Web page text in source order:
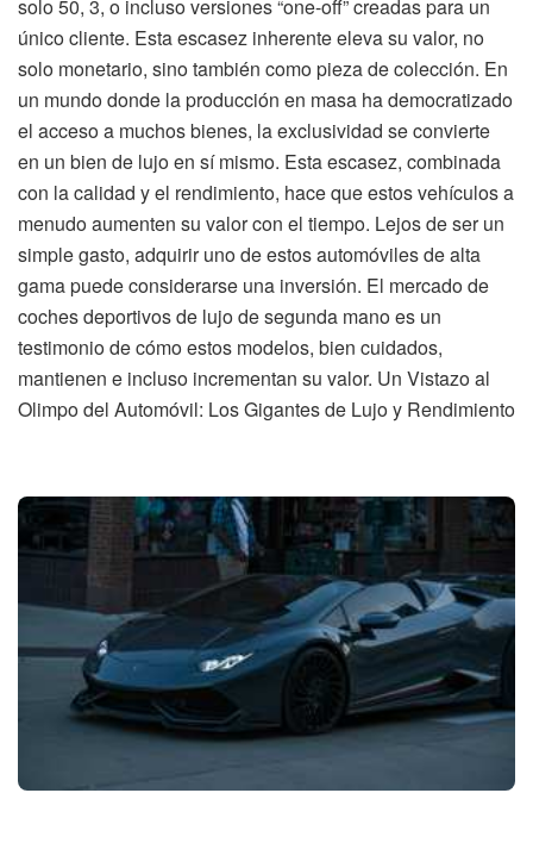
solo 50, 3, o incluso versiones “one-off” creadas para un
único cliente. Esta escasez inherente eleva su valor, no
solo monetario, sino también como pieza de colección. En
un mundo donde la producción en masa ha democratizado
el acceso a muchos bienes, la exclusividad se convierte
en un bien de lujo en sí mismo. Esta escasez, combinada
con la calidad y el rendimiento, hace que estos vehículos a
menudo aumenten su valor con el tiempo. Lejos de ser un
simple gasto, adquirir uno de estos automóviles de alta
gama puede considerarse una inversión. El mercado de
coches deportivos de lujo de segunda mano es un
testimonio de cómo estos modelos, bien cuidados,
mantienen e incluso incrementan su valor. Un Vistazo al
Olimpo del Automóvil: Los Gigantes de Lujo y Rendimiento